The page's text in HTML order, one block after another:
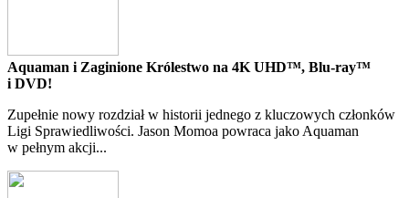
Aquaman i Zaginione Królestwo na 4K UHD™, Blu-ray™
i DVD!
Zupełnie nowy rozdział w historii jednego z kluczowych członków
Ligi Sprawiedliwości. Jason Momoa powraca jako Aquaman
w pełnym akcji...